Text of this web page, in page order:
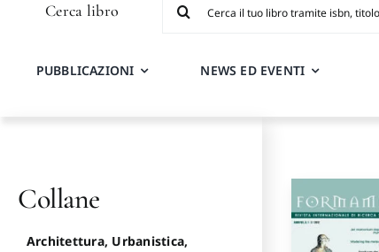
Cerca libro
per:
PUBBLICAZIONI NEWS ED EVENTI
Collane
Architettura, Urbanistica,